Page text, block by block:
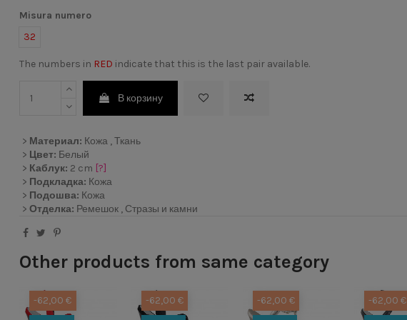
Misura numero
32
The numbers in RED indicate that this is the last pair available.
В корзину
> Материал: Кожа , Ткань
> Цвет: Белый
> Каблук: 2 cm [?]
> Подкладка: Кожа
> Подошва: Кожа
>Отделка: Ремешок , Стразы и камни
Other products from same category
-62,00 €
-62,00 €
-62,00 €
-62,00 €